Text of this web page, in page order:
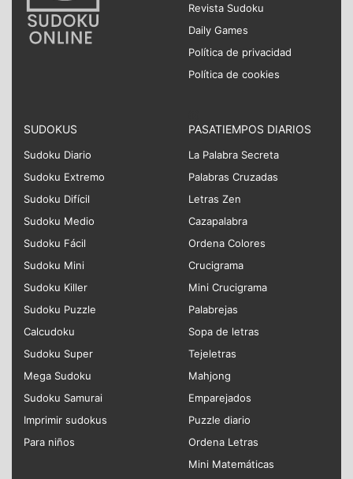
Revista Sudoku
Daily Games
Política de privacidad
Política de cookies
SUDOKUS
Sudoku Diario
Sudoku Extremo
Sudoku Difícil
Sudoku Medio
Sudoku Fácil
Sudoku Mini
Sudoku Killer
Sudoku Puzzle
Calcudoku
Sudoku Super
Mega Sudoku
Sudoku Samurai
Imprimir sudokus
Para niños
PASATIEMPOS DIARIOS
La Palabra Secreta
Palabras Cruzadas
Letras Zen
Cazapalabra
Ordena Colores
Crucigrama
Mini Crucigrama
Palabrejas
Sopa de letras
Tejeletras
Mahjong
Emparejados
Puzzle diario
Ordena Letras
Mini Matemáticas